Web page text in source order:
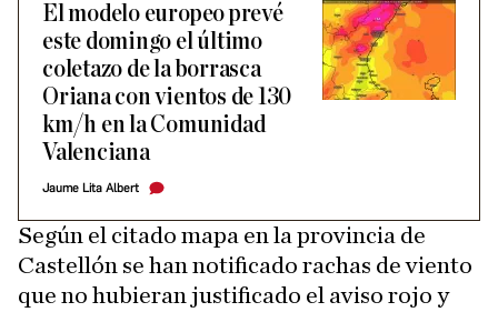
El modelo europeo prevé
este domingo el último
coletazo de la borrasca
Oriana con vientos de 130
km/h en la Comunidad
Valenciana
Jaume Lita Albert
Según el citado mapa en la provincia de
Castellón se han notificado rachas de viento
que no hubieran justificado el aviso rojo y